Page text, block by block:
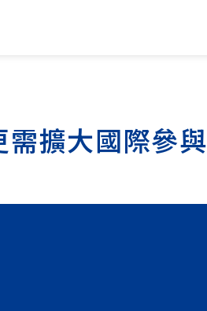
擴大國際參與